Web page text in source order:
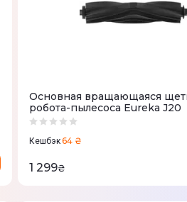
Основная вращающаяся
робота-пылесоса Eureka J20
Кешбэк64 ₴
1 299₴